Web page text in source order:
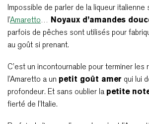
Impossible de parler de la liqueur italienne
l’Amaretto… Noyaux d’amandes
parfois de pêches sont utilisés pour
au goût si prenant.
C’est un incontournable pour terminer les
l’Amaretto a un petit goût amer qui lui
profondeur. Et sans oublier la petite
fierté de l’Italie.